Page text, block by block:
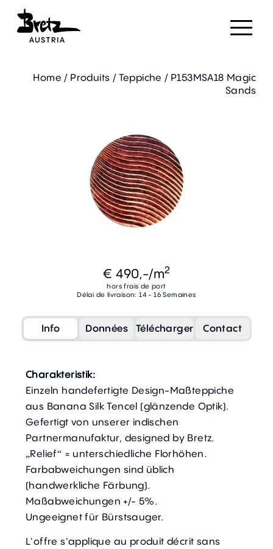
Home / Produits / Teppiche / P153MSA18 Magic
Sands
€ 490,-/m2
hors frais de port
Délai de livraison: 14 - 16 Semaines
Info Données Télécharger Contact
Charakteristik:
Einzeln handefertigte Design-Maßteppiche
aus Banana Silk Tencel (glänzende Optik).
Gefertigt von unserer indischen
Partnermanufaktur, designed by Bretz.
„Relief“ = unterschiedliche Florhöhen.
Farbabweichungen sind üblich
(handwerkliche Färbung).
Maßabweichungen +/- 5%.
Ungeeignet für Bürstsauger.
L'offre s'applique au produit décrit sans